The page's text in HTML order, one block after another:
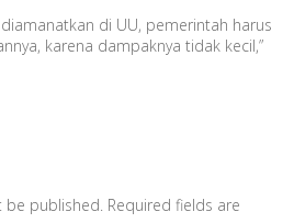
di UU, pemerintah harus
karena dampaknya tidak kecil,”
be published. Required fields are